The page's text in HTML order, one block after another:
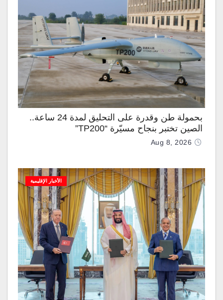
بحمولة طن وقدرة على التحليق لمدة 24 ساعة..
الصين تختبر بنجاح مسيّرة “TP200”
Aug 8, 2026
الأخبار الإقليمية